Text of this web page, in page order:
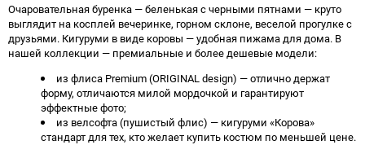
Очаровательная буренка — беленькая с черными пятнами — круто
выглядит на косплей вечеринке, горном склоне, веселой прогулке с
друзьями. Кигуруми в виде коровы — удобная пижама для дома. В
нашей коллекции — премиальные и более дешевые модели:
из флиса Premium (ORIGINAL design) — отлично держат
форму, отличаются милой мордочкой и гарантируют
эффектные фото;
из велсофта (пушистый флис) — кигуруми «Корова»
стандарт для тех, кто желает купить костюм по меньшей цене.